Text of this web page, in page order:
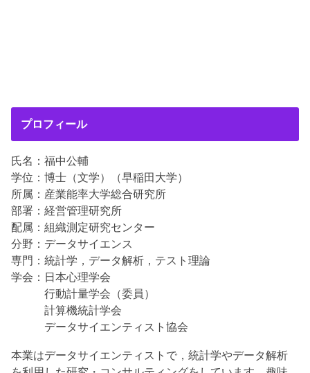
プロフィール
氏名：福中公輔
学位：博士（文学）（早稲田大学）
所属：産業能率大学総合研究所
部署：経営管理研究所
配属：組織測定研究センター
分野：データサイエンス
専門：統計学，データ解析，テスト理論
学会：日本心理学会
行動計量学会（委員）
計算機統計学会
データサイエンティスト協会
本業はデータサイエンティストで，統計学やデータ解析